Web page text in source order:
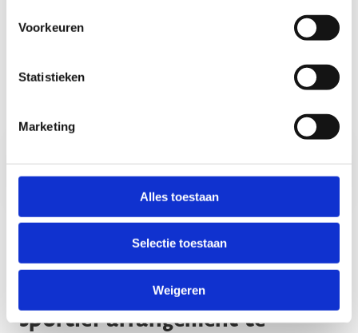
Voorkeuren
Statistieken
Marketing
Alles toestaan
Selectie toestaan
Weigeren
uitgebreid diner op zaterdagavond inbegrepen.
Boek nu jouw
arrangement
Ontdek onze
Nog meer redenen om een
sportief arrangement te